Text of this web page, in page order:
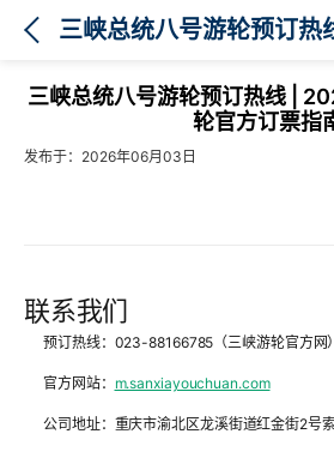
三峡总统八号游轮预订热线 |
轮官方订票指
发布于：2026年06月03日
联系我们
预订热线：023-88166785（三峡游轮官方网）
官方网站： m.sanxiayouchuan.com
公司地址：重庆市渝北区龙溪街道红金街2号